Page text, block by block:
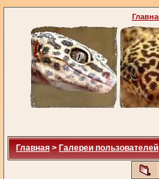
Главная > Галереи пользователей